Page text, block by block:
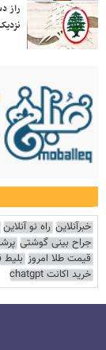
راز
خبرآنلاین راه نو آنلاین
جراح بینی گوشتی
قیمت طلا امروز بلیط
خرید اکانت chatgpt